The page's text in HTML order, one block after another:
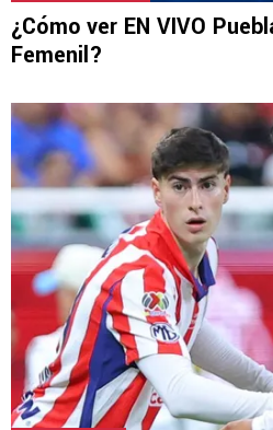
¿Cómo ver EN VIVO
Femenil?